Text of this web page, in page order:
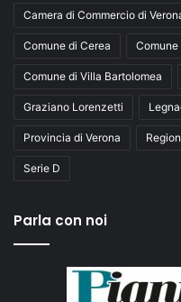
Camera di Commercio di
Comune di Cerea
Comune di Villa Bartolomea
Graziano Lorenzetti
Provincia di Verona
Serie D
Parla con noi